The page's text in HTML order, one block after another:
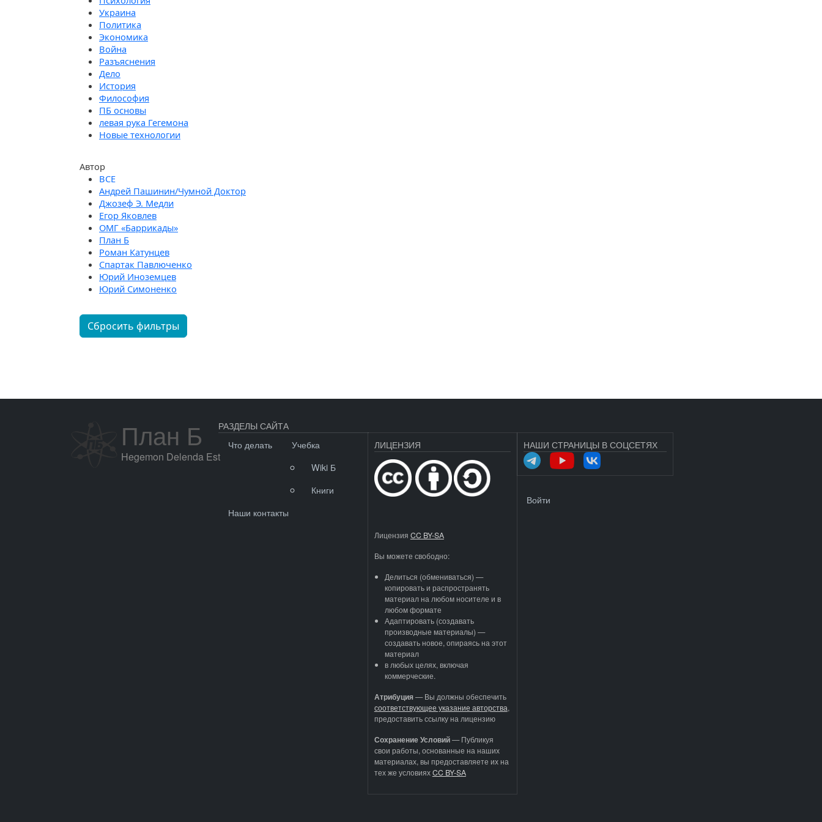
Украина
Политика
Экономика
Война
Разъяснения
Дело
История
Философия
ПБ основы
левая рука Гегемона
Новые технологии
Автор
Андрей Пашинин/Чумной Доктор
Джозеф Э. Медли
Егор Яковлев
ОМГ «Баррикады»
План Б
Роман Катунцев
Спартак Павлюченко
Юрий Иноземцев
Юрий Симоненко
Сбросить фильтры
План Б
Hegemon Delenda Est
РАЗДЕЛЫ САЙТА
Что делать
Учебка
Wiki Б
Книги
Наши контакты
ЛИЦЕНЗИЯ
Лицензия CC BY-SA
Вы можете свободно:
Делиться (обмениваться) —
копировать и распространять
материал на любом носителе и в
любом формате
Адаптировать (создавать
производные материалы) —
создавать новое, опираясь на этот
материал
в любых целях, включая
коммерческие.
Атрибуция—Вы должны обеспечить
соответствующее указание авторства,
предоставить ссылку на лицензию
Сохранение Условий— Публикуя
свои работы, основанные на наших
материалах, вы предоставляете их на
тех же условияхCC BY-SA
НАШИ СТРАНИЦЫ В СОЦСЕТЯХ
Войти